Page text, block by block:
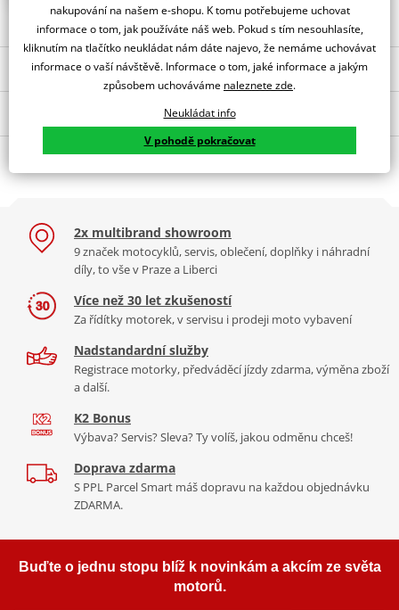
Nejoblíbenější kousky z kategorie
systém PUIG 9154N černý
1 271 Kč
Skladem
Plexi štít PUIG RACING
8909N černý
Skladem
Jsme autorizovaný
dealer značky PUIG
Tabulka velikostí
Jak se změřit
Co když mi to nebude
O výrobci
PUIG byl založen v roce 1964 ve Španělsku. Vyrábí se ve městě
Granollers poblíž Barcelony na ploše 8 000 m² v objektu, který se
dělí na 3 části: komerční, odlitkovou a kovových součástek. Již 40
let se účastní nejslavnějších závodů motocyklů po celém světě. V
naší nabídce naleznete doplňky a příslušenství například: plexi,
padací protektory a mnoho dalšího.
Zobrazit všechny produktyznačky PUIG
2x multibrand showroom
9 značek motocyklů, servis, oblečení, doplňky i náhradní
díly, to vše v Praze a Liberci
Více než 30 let zkušeností
Za řídítky motorek, v servisu i prodeji moto vybavení
Nadstandardní služby
Registrace motorky, předváděcí jízdy zdarma, výměna zboží
a další.
K2 Bonus
Výbava? Servis? Sleva? Ty volíš, jakou odměnu chceš!
Doprava zdarma
S PPL Parcel Smart máš dopravu na každou objednávku
ZDARMA.
Buďte o jednu stopu blíž k novinkám a akcím ze světa
motorů.
nakupování na našem e-shopu. K tomu potřebujeme uchovat
informace o tom, jak používáte náš web. Pokud s tím nesouhlasíte,
kliknutím na tlačítko neukládat nám dáte najevo, že nemáme uchovávat
informace o vaší návštěvě. Informace o tom, jaké informace a jakým
způsobem uchováváme naleznete zde.
Neukládat info
V pohodě pokračovat